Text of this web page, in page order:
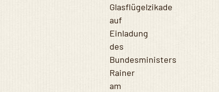
Glasflügelzikade
auf
Einladung
des
Bundesministers
Rainer
am